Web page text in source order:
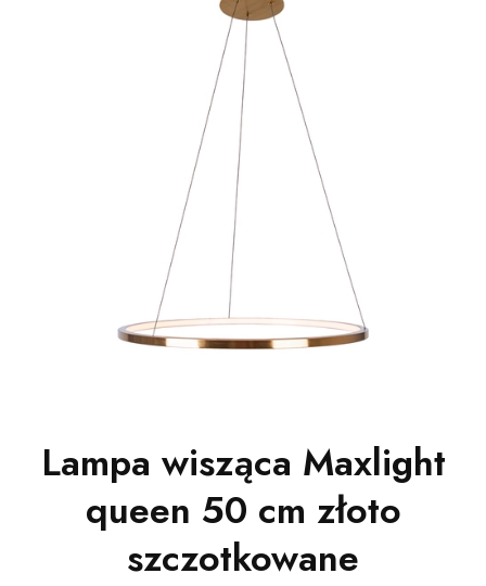
Lampa wisząca Maxlight
queen 50 cm złoto
szczotkowane